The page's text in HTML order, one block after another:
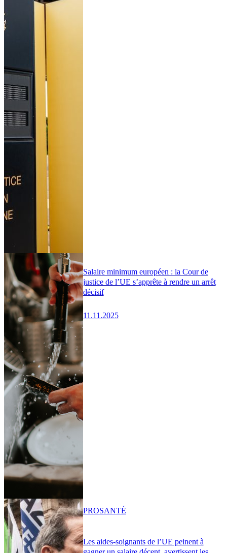
Salaire minimum européen : la Cour de
justice de l’UE s’apprête à rendre un arrêt
décisif
11.11.2025
Les aides-soignants de l’UE peinent à
PROSANTÉ